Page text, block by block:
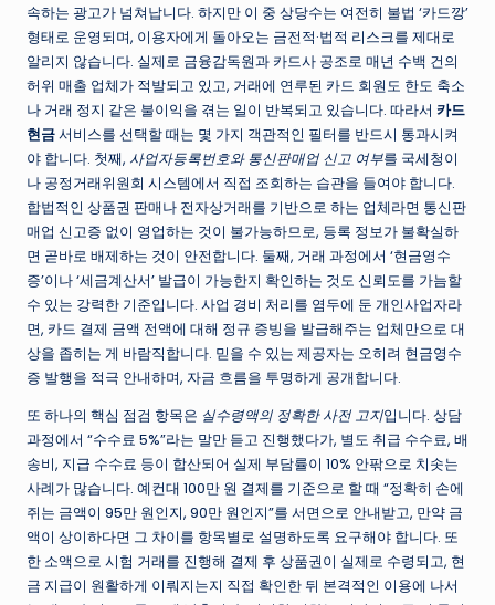
속하는 광고가 넘쳐납니다. 하지만 이 중 상당수는 여전히 불법 ‘카드깡’
형태로 운영되며, 이용자에게 돌아오는 금전적·법적 리스크를 제대로
알리지 않습니다. 실제로 금융감독원과 카드사 공조로 매년 수백 건의
허위 매출 업체가 적발되고 있고, 거래에 연루된 카드 회원도 한도 축소
나 거래 정지 같은 불이익을 겪는 일이 반복되고 있습니다. 따라서 카드
현금서비스를 선택할 때는 몇 가지 객관적인 필터를 반드시 통과시켜
야 합니다. 첫째, 사업자등록번호와 통신판매업 신고 여부를 국세청이
나 공정거래위원회 시스템에서 직접 조회하는 습관을 들여야 합니다.
합법적인 상품권 판매나 전자상거래를 기반으로 하는 업체라면 통신판
매업 신고증 없이 영업하는 것이 불가능하므로, 등록 정보가 불확실하
면 곧바로 배제하는 것이 안전합니다. 둘째, 거래 과정에서 ‘현금영수
증’이나 ‘세금계산서’ 발급이 가능한지 확인하는 것도 신뢰도를 가늠할
수 있는 강력한 기준입니다. 사업 경비 처리를 염두에 둔 개인사업자라
면, 카드 결제 금액 전액에 대해 정규 증빙을 발급해주는 업체만으로 대
상을 좁히는 게 바람직합니다. 믿을 수 있는 제공자는 오히려 현금영수
증 발행을 적극 안내하며, 자금 흐름을 투명하게 공개합니다.
또 하나의 핵심 점검 항목은 실수령액의 정확한 사전 고지입니다. 상담
과정에서 “수수료 5%”라는 말만 듣고 진행했다가, 별도 취급 수수료, 배
송비, 지급 수수료 등이 합산되어 실제 부담률이 10% 안팎으로 치솟는
사례가 많습니다. 예컨대 100만 원 결제를 기준으로 할 때 “정확히 손에
쥐는 금액이 95만 원인지, 90만 원인지”를 서면으로 안내받고, 만약 금
액이 상이하다면 그 차이를 항목별로 설명하도록 요구해야 합니다. 또
한 소액으로 시험 거래를 진행해 결제 후 상품권이 실제로 수령되고, 현
금 지급이 원활하게 이뤄지는지 직접 확인한 뒤 본격적인 이용에 나서